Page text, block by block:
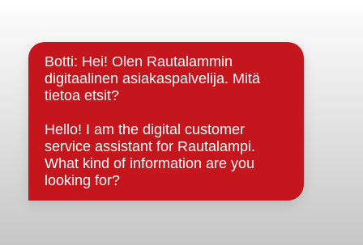
Strategiat, ohjelmat, ohjeet, suunnitelmat, säännöt ja
sopimukset
Asiakirjajulkisuuskuvaus
Evästeet
Saavutettavuusseloste
Tietosuoja
Tietosuojaselosteet